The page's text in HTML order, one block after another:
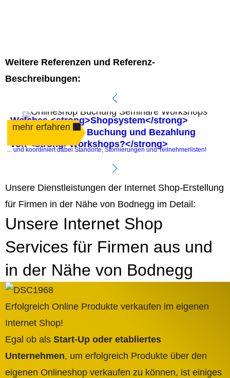
Weitere Referenzen und Referenz-
Beschreibungen:
Welches <strong>Shopsystem</strong>
automatisiert die Buchung und Bezahlung
von <strong>Workshops?</strong>
mehr erfahren
... und koordiniert dabei Standorte, Stornierungen und Teilnehmerlisten!
Unsere Dienstleistungen der Internet Shop-Erstellung
für Firmen in der Nähe von Bodnegg im Detail:
Unsere Internet Shop
Services für Firmen aus und
in der Nähe von Bodnegg
Erfolgreich Online Produkte verkaufen im eigenen
Internet Shop!
Egal ob als Start-Up oder etabliertes
Unternehmen, um erfolgreich Produkte über den
eigenen Onlineshop verkaufen zu können, ist einiges